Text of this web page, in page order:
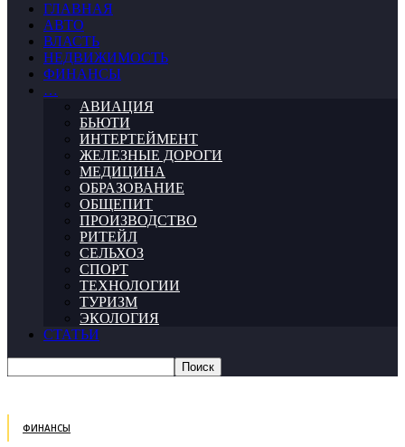
ГЛАВНАЯ
АВТО
ВЛАСТЬ
НЕДВИЖИМОСТЬ
ФИНАНСЫ
…
АВИАЦИЯ
БЬЮТИ
ИНТЕРТЕЙМЕНТ
ЖЕЛЕЗНЫЕ ДОРОГИ
МЕДИЦИНА
ОБРАЗОВАНИЕ
ОБЩЕПИТ
ПРОИЗВОДСТВО
РИТЕЙЛ
СЕЛЬХОЗ
СПОРТ
ТЕХНОЛОГИИ
ТУРИЗМ
ЭКОЛОГИЯ
СТАТЬИ
ФИНАНСЫ